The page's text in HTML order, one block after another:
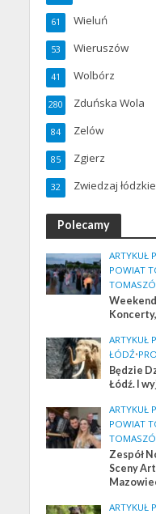
Wieluń
61
Wieruszów
53
Wolbórz
41
Zduńska Wola
280
Zelów
84
Zgierz
85
Zwiedzaj łódzkie
32
Polecamy
ARTYKUŁ
POWIAT
ARTYKUŁ
ŁÓDŹ•
Będzie
Łódź. I
ARTYKUŁ
POWIAT
Zespół
Sceny
ARTYKUŁ